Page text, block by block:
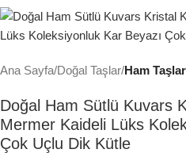
Ana Sayfa Doğal Taşlar Ham Taşlar
Doğal Ham Sütlü Kuvars
Mermer Kaideli Lüks
Çok Uçlu Dik Kütle